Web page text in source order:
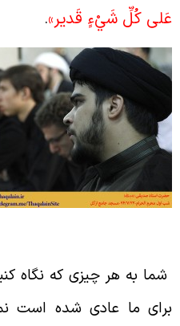
كُلِّ شَيْ‏ءٍ قَدير»
.
به هر چیزی که نگاه
ما عادی شده است